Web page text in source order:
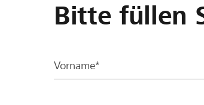
Bitte füllen
Vorname*